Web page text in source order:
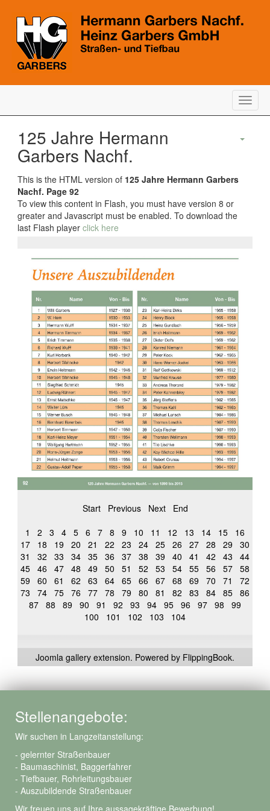
125 Jahre Hermann
Garbers Nachf.
This is the HTML version of 125 Jahre Hermann Garbers
Nachf. Page 92
To view this content in Flash, you must have version 8 or
greater and Javascript must be enabled. To download the
last Flash playerclick here
Start Previous Next
End
1
2 3 4 5 6 7 8 9 10 11 12 13 14 15
16
17
18 19 20 21 22 23 24 25 26 27 28 29
30
31
32 33 34 35 36 37 38 39 40 41 42 43
44
45 46 47 48 49 50 51 52 53 54 55 56 57 58
59
60 61 62 63 64 65 66 67 68 69 70 71
72
73
74 75 76 77 78 79 80 81 82 83 84 85 86
87 88 89 90 91 92 93 94 95 96 97 98
99
100
101 102 103 104
Joomla gallery extension. Powered by FlippingBook.
Stellenangebote:
Wir suchen in Langzeitanstellung:
- gelernter Straßenbauer
- Baumaschinist, Baggerfahrer
- Tiefbauer, Rohrleitungsbauer
- Auszubildende Straßenbauer
Wir freuen uns auf Ihre aussagekräftige Bewerbung!